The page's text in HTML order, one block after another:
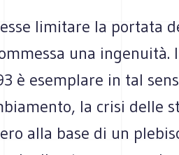
limitare la portata
una ingenuità.
è esemplare in tal
la crisi delle
alla base di un